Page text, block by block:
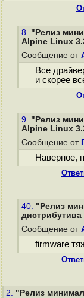
8. "Релиз
Alpine Linux
Сообщение от
Все
и скорее
9. "Релиз
Alpine Linux
Сообщение от
Наверное,
40. "Релиз
Сообщение от
firmware
2. "Релиз